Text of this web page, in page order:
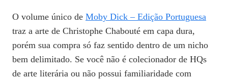
O volume único de Moby Dick – Edição Portuguesa
traz a arte de Christophe Chabouté em capa dura,
porém sua compra só faz sentido dentro de um nicho
bem delimitado. Se você não é colecionador de HQs
de arte literária ou não possui familiaridade com